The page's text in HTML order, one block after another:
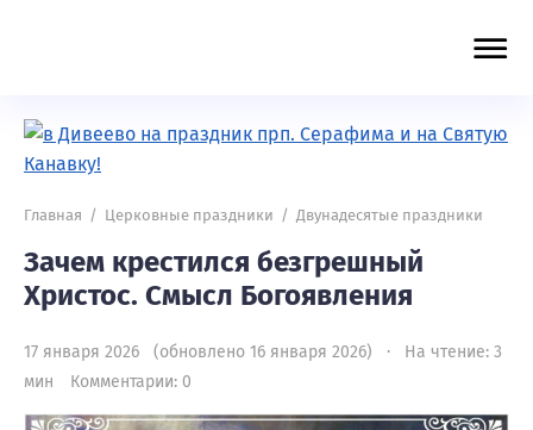
Главная / Церковные праздники / Двунадесятые праздники
Зачем крестился безгрешный
Христос. Смысл Богоявления
17 января 2026 (обновлено 16 января 2026) · На чтение: 3
мин
Комментарии: 0